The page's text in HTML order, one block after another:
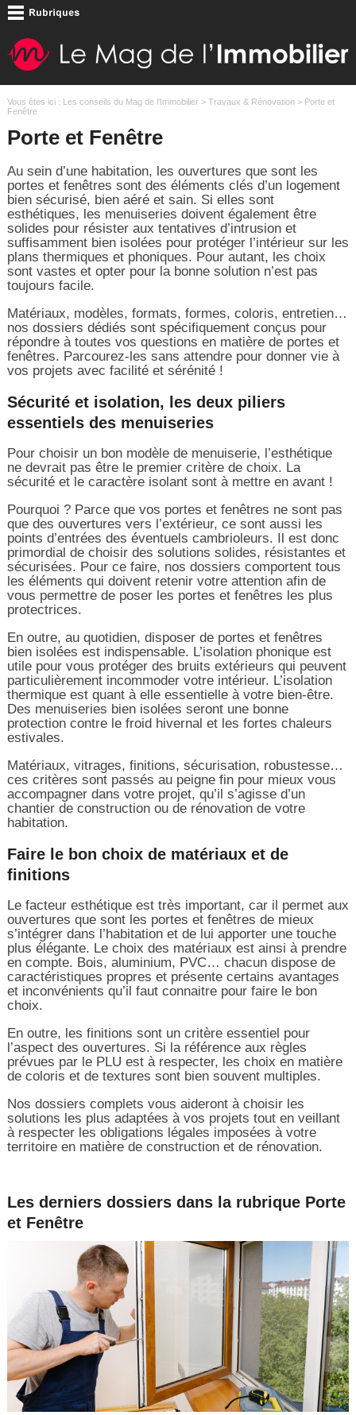
Vous êtes ici : Les conseils du Mag de l'Immobilier> Travaux & Rénovation> Porte et
Fenêtre
Porte et Fenêtre
Au sein d’une habitation, les ouvertures que sont les
portes et fenêtres sont des éléments clés d’un logement
bien sécurisé, bien aéré et sain. Si elles sont
esthétiques, les menuiseries doivent également être
solides pour résister aux tentatives d’intrusion et
suffisamment bien isolées pour protéger l’intérieur sur les
plans thermiques et phoniques. Pour autant, les choix
sont vastes et opter pour la bonne solution n’est pas
toujours facile.
Matériaux, modèles, formats, formes, coloris, entretien…
nos dossiers dédiés sont spécifiquement conçus pour
répondre à toutes vos questions en matière de portes et
fenêtres. Parcourez-les sans attendre pour donner vie à
vos projets avec facilité et sérénité !
Sécurité et isolation, les deux piliers
essentiels des menuiseries
Pour choisir un bon modèle de menuiserie, l’esthétique
ne devrait pas être le premier critère de choix. La
sécurité et le caractère isolant sont à mettre en avant !
Pourquoi ? Parce que vos portes et fenêtres ne sont pas
que des ouvertures vers l’extérieur, ce sont aussi les
points d’entrées des éventuels cambrioleurs. Il est donc
primordial de choisir des solutions solides, résistantes et
sécurisées. Pour ce faire, nos dossiers comportent tous
les éléments qui doivent retenir votre attention afin de
vous permettre de poser les portes et fenêtres les plus
protectrices.
En outre, au quotidien, disposer de portes et fenêtres
bien isolées est indispensable. L’isolation phonique est
utile pour vous protéger des bruits extérieurs qui peuvent
particulièrement incommoder votre intérieur. L’isolation
thermique est quant à elle essentielle à votre bien-être.
Des menuiseries bien isolées seront une bonne
protection contre le froid hivernal et les fortes chaleurs
estivales.
Matériaux, vitrages, finitions, sécurisation, robustesse…
ces critères sont passés au peigne fin pour mieux vous
accompagner dans votre projet, qu’il s’agisse d’un
chantier de construction ou de rénovation de votre
habitation.
Faire le bon choix de matériaux et de
finitions
Le facteur esthétique est très important, car il permet aux
ouvertures que sont les portes et fenêtres de mieux
s’intégrer dans l’habitation et de lui apporter une touche
plus élégante. Le choix des matériaux est ainsi à prendre
en compte. Bois, aluminium, PVC… chacun dispose de
caractéristiques propres et présente certains avantages
et inconvénients qu’il faut connaitre pour faire le bon
choix.
En outre, les finitions sont un critère essentiel pour
l’aspect des ouvertures. Si la référence aux règles
prévues par le PLU est à respecter, les choix en matière
de coloris et de textures sont bien souvent multiples.
Nos dossiers complets vous aideront à choisir les
solutions les plus adaptées à vos projets tout en veillant
à respecter les obligations légales imposées à votre
territoire en matière de construction et de rénovation.
Les derniers dossiers dans la rubrique Porte
et Fenêtre